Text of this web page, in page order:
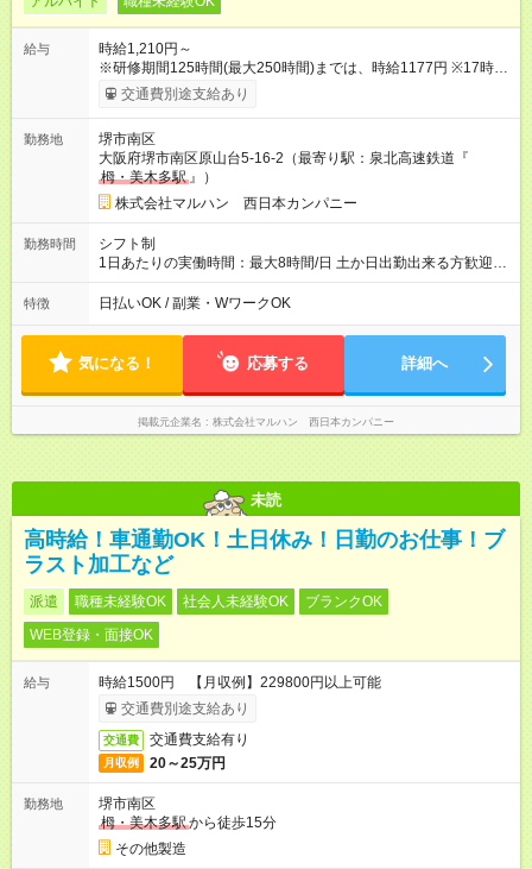
給与
時給1,210円～
※研修期間125時間(最大250時間)までは、時給1177円 ※17時以
交通費別途支給あり
勤務地
堺市南区
大阪府堺市南区原山台5-16-2（最寄り駅：泉北高速鉄道『
栂・美木多駅 』）
株式会社マルハン 西日本カンパニー
勤務時間
シフト制
1日あたりの実働時間：最大8時間/日 土か日出勤出来る方歓迎★
募集時間帯：8:30-17:00/16:00-24:00 週3日、1日6時間0分から
勤務OK！ 詳しくは下記お問い合わせ電話番号へご連絡くださ
特徴 日払いOK / 副業・WワークOK
気になる！ 応募する 詳細へ
掲載元企業名 株式会社マルハン 西日本カンパニー
未読
高時給！車通勤OK！土日休み！日勤のお仕事！ブ
ラスト加工など
派遣 職種未経験OK 社会人未経験OK
ブランクOK
WEB登録・面接OK
給与
時給1500円 【月収例】229800円以上可能
交通費別途支給あり
交通費 交通費支給有り
月収例 20～25万円
勤務地
堺市南区
栂・美木多駅から徒歩15分
その他製造